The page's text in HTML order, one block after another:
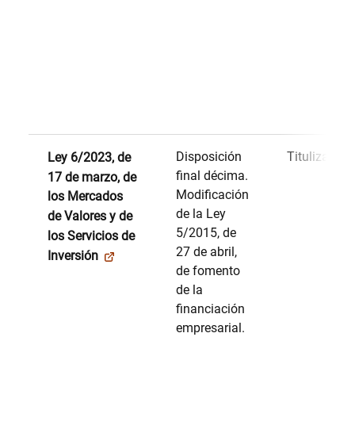
Ley 6/2023, de
17 de marzo, de
los Mercados
de Valores y de
los Servicios de
Inversión
Disposición
final décima.
Modificación
de la Ley
5/2015, de
27 de abril,
de fomento
de la
financiación
empresarial.